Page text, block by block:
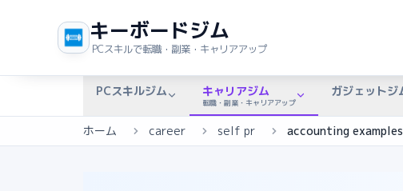
キーボードジム
PCスキルで転職・副業・キャリアアップ
PCスキルジム キャリアジム
転職・副業・キャリアアップ
ガジェットジ
ホーム career self pr accounting examples